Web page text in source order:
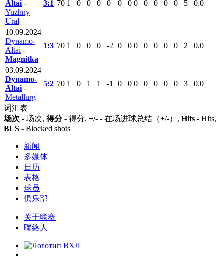
Altai -
Yuzhny
Ural
3:1 70 1 0 0 0 0 0 0 0 0 0 0 0 5 0.0
10.09.2024
Dynamo-
Altai -
Magnitka
1:3 70 1 0 0 0 -2 0 0 0 0 0 0 0 2 0.0
03.09.2024
Dynamo-
Altai -
Metallurg
5:2 70 1 0 1 1 -1 0 0 0 0 0 0 0 3 0.0
词汇表
场次 - 场次, 得分- 得分, +/- - 在场进球总结（+/-）, Hits - Hits,
BLS - Blocked shots
新闻
多媒体
日历
表格
球员
俱乐部
关于联赛
聯絡人